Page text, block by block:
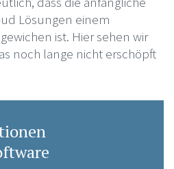
Lösungen einem
ist. Hier sehen wir
noch lange nicht erschöpft